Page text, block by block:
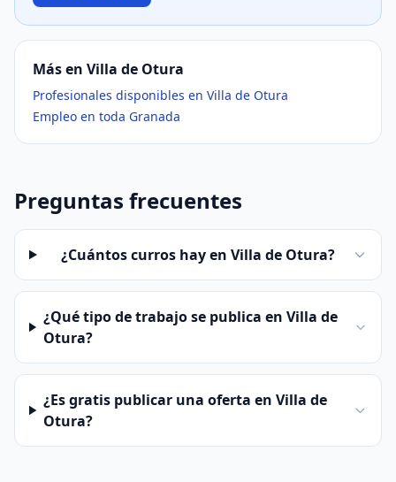
Más en Villa de Otura
Profesionales disponibles en Villa de Otura
Empleo en toda Granada
Preguntas frecuentes
¿Cuántos curros hay en Villa de Otura?
¿Qué tipo de trabajo se publica en Villa de
Otura?
¿Es gratis publicar una oferta en Villa de
Otura?